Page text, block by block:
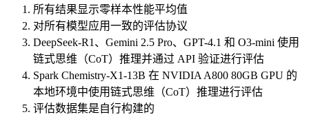
所有结果显示零样本性能平均值
对所有模型应用一致的评估协议
DeepSeek-R1、Gemini 2.5 Pro、GPT-4.1 和 O3-mini 使用
链式思维（CoT）推理并通过 API 验证进行评估
Spark Chemistry-X1-13B 在 NVIDIA A800 80GB GPU 的
本地环境中使用链式思维（CoT）推理进行评估
评估数据集是自行构建的